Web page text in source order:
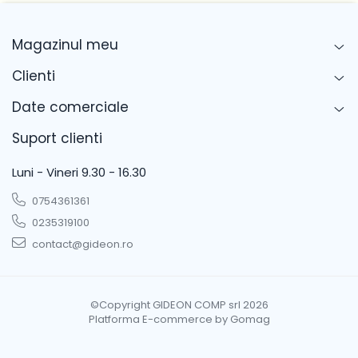
Gorenje FN31831I
Gorenje FN31834EI
Gorenje FN31842EI
Gorenje FN31842I
Gorenje FNI4181E1
Gorenje FNI4181E1UK
Gorenje FNI5182A1UK
Gorenje GDFN5182A1
Magazinul meu
Clienti
Date comerciale
Suport clienti
Luni - Vineri 9.30 - 16.30
0754361361
0235319100
contact@gideon.ro
©Copyright GIDEON COMP srl 2026
Platforma E-commerce by Gomag